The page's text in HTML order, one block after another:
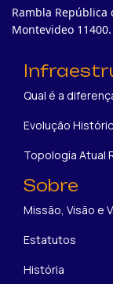
Rambla República
Montevideo
Qual é a
Evolução
Topologia Atual
Sobre
Missão, Visão e
Estatutos
História